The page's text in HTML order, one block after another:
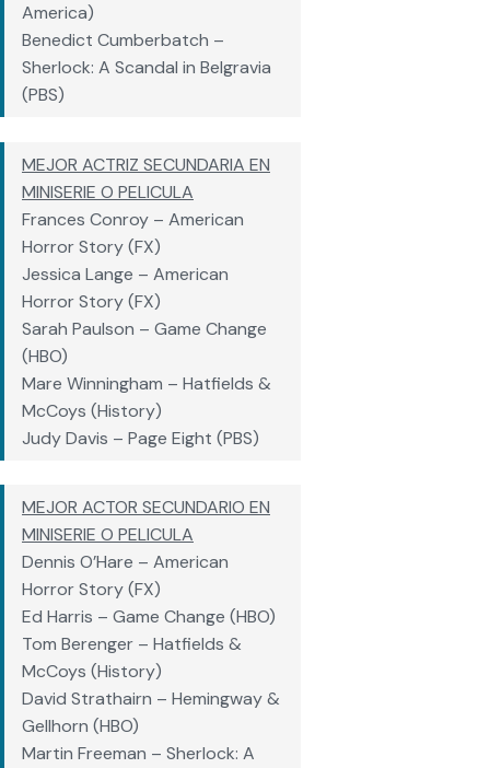
America)
Benedict Cumberbatch –
Sherlock: A Scandal in Belgravia
(PBS)
MEJOR ACTRIZ SECUNDARIA EN
MINISERIE O PELICULA
Frances Conroy – American
Horror Story (FX)
Jessica Lange – American
Horror Story (FX)
Sarah Paulson – Game Change
(HBO)
Mare Winningham – Hatfields &
McCoys (History)
Judy Davis – Page Eight (PBS)
MEJOR ACTOR SECUNDARIO EN
MINISERIE O PELICULA
Dennis O’Hare – American
Horror Story (FX)
Ed Harris – Game Change (HBO)
Tom Berenger – Hatfields &
McCoys (History)
David Strathairn – Hemingway &
Gellhorn (HBO)
Martin Freeman – Sherlock: A